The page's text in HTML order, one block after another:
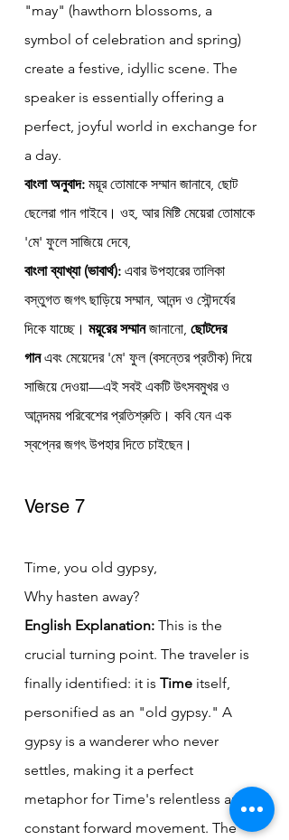
"may" (hawthorn blossoms, a
symbol of celebration and spring)
create a festive, idyllic scene. The
speaker is essentially offering a
perfect, joyful world in exchange for
a day.
বাংলা অনুবাদ: ময়ূর তোমাকে সম্মান জানাবে, ছোট
ছেলেরা গান গাইবে। ওহ, আর মিষ্টি মেয়েরা তোমাকে
'মে' ফুলে সাজিয়ে দেবে,
বাংলা ব্যাখ্যা (ভাবার্থ): এবার উপহারের তালিকা
বস্তুগত জগৎ ছাড়িয়ে সম্মান, আনন্দ ও সৌন্দর্যের
দিকে যাচ্ছে। ময়ূরের সম্মান জানানো, ছোটদের
গান এবং মেয়েদের 'মে' ফুল (বসন্তের প্রতীক) দিয়ে
সাজিয়ে দেওয়া—এই সবই একটি উৎসবমুখর ও
আনন্দময় পরিবেশের প্রতিশ্রুতি। কবি যেন এক
স্বপ্নের জগৎ উপহার দিতে চাইছেন।
Verse 7
Time, you old gypsy,
Why hasten away?
English Explanation: This is the
crucial turning point. The traveler is
finally identified: it is Time itself,
personified as an "old gypsy." A
gypsy is a wanderer who never
settles, making it a perfect
metaphor for Time's relentless and
constant forward movement. The